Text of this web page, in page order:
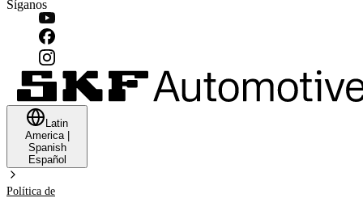
Síganos
Latin
America|
Spanish
Español
Política de